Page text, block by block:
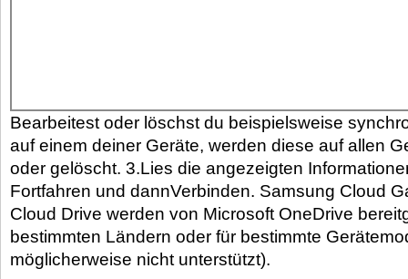
Bearbeitest oder löschst du beispielsweise
auf einem deiner Geräte, werden diese auf allen
oder gelöscht. 3.Lies die angezeigten
Fortfahren und dannVerbinden. Samsung Cloud
Cloud Drive werden von Microsoft OneDrive
bestimmten Ländern oder für bestimmte
möglicherweise nicht unterstützt).